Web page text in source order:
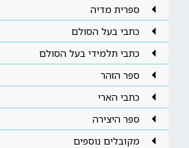
ספרית מדיה
כתבי בעל הסולם
כתבי תלמידי בעל הסולם
ספר הזהר
כתבי הארי
ספר היצירה
מקובלים נוספים